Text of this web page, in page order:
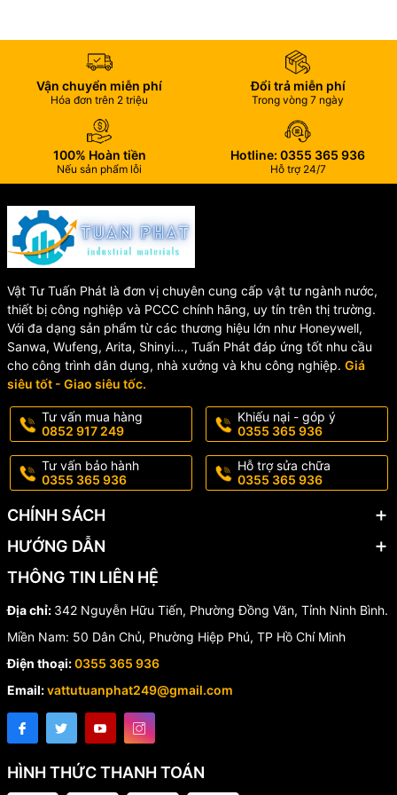
Nhà máy hóa chất
Hệ thống dẫn axit, bazơ
Ngành xi mạ, dệt nhuộm
Hệ thống cấp thoát nước công nghiệp
Địa chỉ cung cấp van bướm
PPH uy tín
Chúng tôi chuyên cung cấp van bướm tay gạt PPH SH28 / SH28-
V chất lượng cao, đầy đủ kích thước DN50 – DN200, giá cạnh
tranh và giao hàng toàn quốc. Liên hệ ngay để được tư vấn kỹ
thuật và báo giá nhanh chóng.
Liên hệ ngay để được tư vấn kỹ thuật và báo giá nhanh nhất.
🌐 Website:vattutuanphat.com
📱 Hotline:0355.365.936
Vận chuyển miễn phí
Hóa đơn trên 2 triệu
Đổi trả miễn phí
Trong vòng 7 ngày
100% Hoàn tiền
Nếu sản phẩm lỗi
Hotline: 0355 365 936
Hỗ trợ 24/7
Vật Tư Tuấn Phát là đơn vị chuyên cung cấp vật tư ngành nước,
thiết bị công nghiệp và PCCC chính hãng, uy tín trên thị trường.
Với đa dạng sản phẩm từ các thương hiệu lớn như Honeywell,
Sanwa, Wufeng, Arita, Shinyi…, Tuấn Phát đáp ứng tốt nhu cầu
cho công trình dân dụng, nhà xưởng và khu công nghiệp. Giá
siêu tốt - Giao siêu tốc.
Tư vấn mua hàng
0852 917 249
Khiếu nại - góp ý
0355 365 936
Tư vấn bảo hành
0355 365 936
Hỗ trợ sửa chữa
0355 365 936
CHÍNH SÁCH
HƯỚNG DẪN
THÔNG TIN LIÊN HỆ
Địa chỉ: 342 Nguyễn Hữu Tiến, Phường Đồng Văn, Tỉnh Ninh Bình.
Miền Nam: 50 Dân Chủ, Phường Hiệp Phú, TP Hồ Chí Minh
Điện thoại:0355 365 936
Email:vattutuanphat249@gmail.com
HÌNH THỨC THANH TOÁN